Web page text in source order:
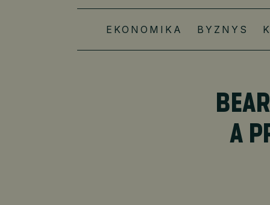
EKONOMIKA BYZNYS
A